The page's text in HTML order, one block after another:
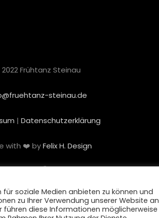
Frühtanz Steinau
steinau.de
| Datenschutzerklärung
with ❤️ byFelix H. Design
soziale Medien anbieten zu können und
zu Ihrer Verwendung unserer Website an
führen diese Informationen möglicherweise